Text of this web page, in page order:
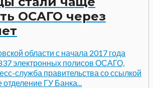
ОСАГО через
области с начала 2017 года
электронных полисов ОСАГО,
служба правительства со ссылкой
ГУ Банка...